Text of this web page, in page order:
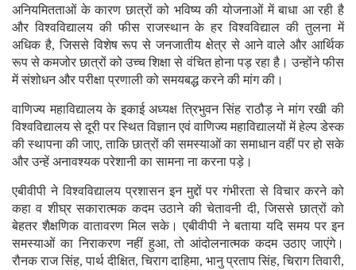
अनियमितताओं के कारण छात्रों को भविष्य की योजनाओं में बाधा आ रही है
और विश्वविद्यालय की फीस राजस्थान के हर विश्वविद्याल की तुलना में
अधिक है, जिससे विशेष रूप से जनजातीय क्षेत्र से आने वाले और आर्थिक
रूप से कमजोर छात्रों को उच्च शिक्षा से वंचित होना पड़ रहा है। उन्होंने फीस
में संशोधन और परीक्षा प्रणाली को समयबद्ध करने की मांग की।
वाणिज्य महाविद्यालय के इकाई अध्यक्ष त्रिभुवन सिंह राठौड़ ने मांग रखी की
विश्वविद्यालय से दूरी पर स्थित विज्ञान एवं वाणिज्य महाविद्यालयों में हेल्प डेस्क
की स्थापना की जाए, ताकि छात्रों की समस्याओं का समाधान वहीं पर हो सके
और उन्हें अनावश्यक परेशानी का सामना ना करना पड़े।
एबीवीपी ने विश्वविद्यालय प्रशासन इन मुद्दों पर गंभीरता से विचार करने को
कहा व शीघ्र सकारात्मक कदम उठाने की चेतावनी दी, जिससे छात्रों को
बेहतर शैक्षणिक वातावरण मिल सके। एबीवीपी ने बताया यदि समय पर इन
समस्याओं का निराकरण नहीं हुआ, तो आंदोलनात्मक कदम उठाए जाएंगे।
रौनक राज सिंह, पार्थ दीक्षित, चिराग दाहिमा, भानु प्रताप सिंह, चिराग तिवारी,